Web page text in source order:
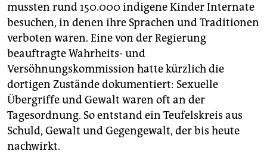
mussten rund 150.000 indigene Kinder Internate
besuchen, in denen ihre Sprachen und Traditionen
verboten waren. Eine von der Regierung
beauftragte Wahrheits- und
Versöhnungskommission hatte kürzlich die
dortigen Zustände dokumentiert: Sexuelle
Übergriffe und Gewalt waren oft an der
Tagesordnung. So entstand ein Teufelskreis aus
Schuld, Gewalt und Gegengewalt, der bis heute
nachwirkt.